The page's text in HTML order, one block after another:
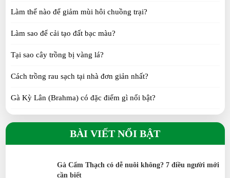
SAT 07, 2026
Kỹ thuật nuôi bồ câu Titan Thái thương phẩm
Kinh Tế
Làm thế nào để giảm mùi hôi chuồng trại?
Làm sao để cải tạo đất bạc màu?
Tại sao cây trồng bị vàng lá?
Cách trồng rau sạch tại nhà đơn giản nhất?
Gà Kỳ Lân (Brahma) có đặc điểm gì nổi bật?
Gà Serama có phải giống gà nhỏ nhất thế giới?
BÀI VIẾT NỔI BẬT
Gà Cẩm Thạch có dễ nuôi không? 7 điều người mới
cần biết